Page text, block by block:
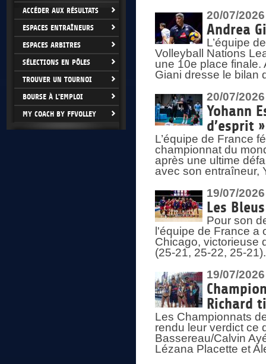
ACCÉDER AUX RÉSULTATS
ESPACES ENTRAÎNEURS
ESPACES ARBITRES
SÉLECTIONS EN PÔLES
TROUVER UN TOURNOI
BOURSE À L'EMPLOI
MY COACH BY FFVOLLEY
20/07/2026
Andrea
L’équipe
Volleyball Nations
une 10e place finale.
Giani dresse le bilan
20/07/2026
Yohann
d’esprit »
L’équipe de France
championnat du
après une ultime
avec son entraîneur,
19/07/2026
Les
Pour son
l'équipe de France a
Chicago, victorieuse
(25-21, 25-22, 25-
19/07/2026
Richard
Les Championnats
rendu leur verdict ce
Bassereau/Calvin
Lézana Placette et